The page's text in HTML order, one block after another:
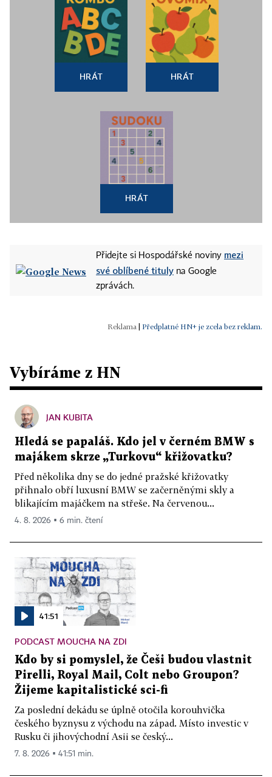
HRÁT HRÁT
HRÁT
Přidejte si Hospodářské noviny mezi
své oblíbené tituly na Google
zprávách.
Předplatné HN+ je zcela bez reklam.
Vybíráme z HN
JAN KUBITA
Hledá se papaláš. Kdo jel v černém BMW s
majákem skrze „Turkovu“ křižovatku?
Před několika dny se do jedné pražské křižovatky
přihnalo obří luxusní BMW se začerněnými skly a
blikajícím majáčkem na střeše. Na červenou...
4. 8. 2026 ▪ 6 min. čtení
41:51
PODCAST MOUCHA NA ZDI
Kdo by si pomyslel, že Češi budou vlastnit
Pirelli, Royal Mail, Colt nebo Groupon?
Žijeme kapitalistické sci-fi
Za poslední dekádu se úplně otočila korouhvička
českého byznysu z východu na západ. Místo investic v
Rusku či jihovýchodní Asii se český...
7. 8. 2026 ▪ 41:51 min.